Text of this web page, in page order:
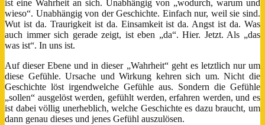
ist eine Wahrheit an sich. Unabhängig von „wodurch, warum und
wieso“. Unabhängig von der Geschichte. Einfach nur, weil sie sind.
Wut ist da. Traurigkeit ist da. Einsamkeit ist da. Angst ist da. Was
auch immer sich gerade zeigt, ist eben „da“. Hier. Jetzt. Als „das
was ist“. In uns ist.
Auf dieser Ebene und in dieser „Wahrheit“ geht es letztlich nur um
diese Gefühle. Ursache und Wirkung kehren sich um. Nicht die
Geschichte löst irgendwelche Gefühle aus. Sondern die Gefühle
„sollen“ ausgelöst werden, gefühlt werden, erfahren werden, und es
ist dabei völlig unerheblich, welche Geschichte es dazu braucht, um
dann genau dieses und jenes Gefühl auszulösen.